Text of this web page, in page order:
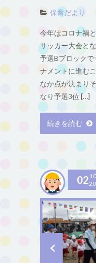
保育だより
今年はコロナ禍
サッカー大会と
予選Bブロック
ナメントに進む
なか点が決まり
なり予選3位 […]
続きを読む
02